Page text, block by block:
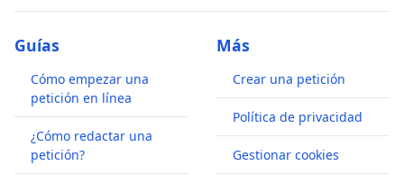
Guías
Cómo empezar una
petición en línea
¿Cómo redactar una
petición?
Más
Crear una petición
Política de privacidad
Gestionar cookies